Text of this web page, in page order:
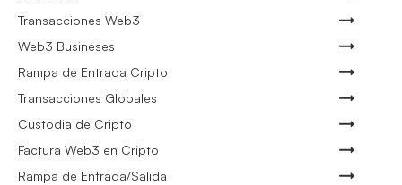
Transacciones Web3
Web3 Busineses
Rampa de Entrada Cripto
Transacciones Globales
Custodia de Cripto
Factura Web3 en Cripto
Rampa de Entrada/Salida